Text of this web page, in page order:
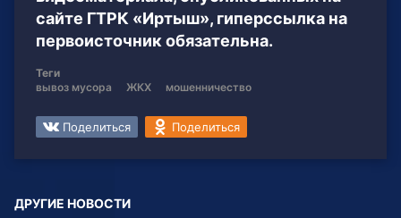
сайте ГТРК «Иртыш», гиперссылка на
первоисточник обязательна.
Теги
вывоз мусора
ЖКХ мошенничество
Поделиться Поделиться
ДРУГИЕ НОВОСТИ